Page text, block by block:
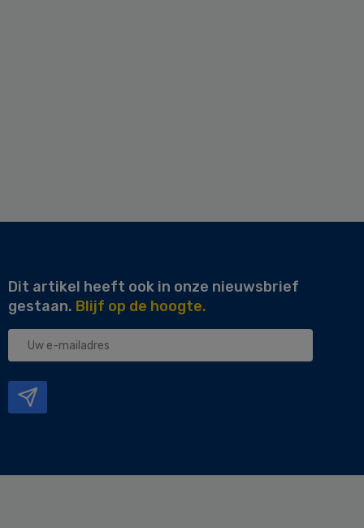
Dit artikel heeft ook in onze nieuwsbrief
gestaan. Blijf op de hoogte.
Uw